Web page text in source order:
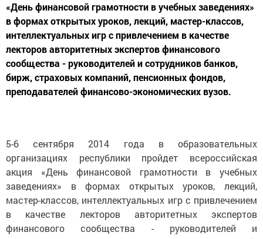
«День финансовой грамотности в учебных заведениях»
в формах открытых уроков, лекций, мастер-классов,
интеллектуальных игр с привлечением в качестве
лекторов авторитетных экспертов финансового
сообщества - руководителей и сотрудников банков,
бирж, страховых компаний, пенсионных фондов,
преподавателей финансово-экономических вузов.
5-6 сентября 2014 года в образовательных
организациях республики пройдет всероссийская
акция «День финансовой грамотности в учебных
заведениях» в формах открытых уроков, лекций,
мастер-классов, интеллектуальных игр с привлечением
в качестве лекторов авторитетных экспертов
финансового сообщества - руководителей и